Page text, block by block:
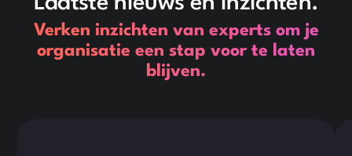
Verken inzichten van experts om je
organisatie een stap voor te laten
blijven.